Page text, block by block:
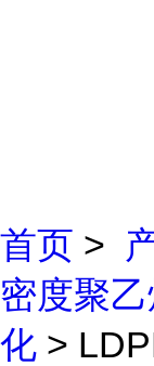
首页 >
密度聚
化 >